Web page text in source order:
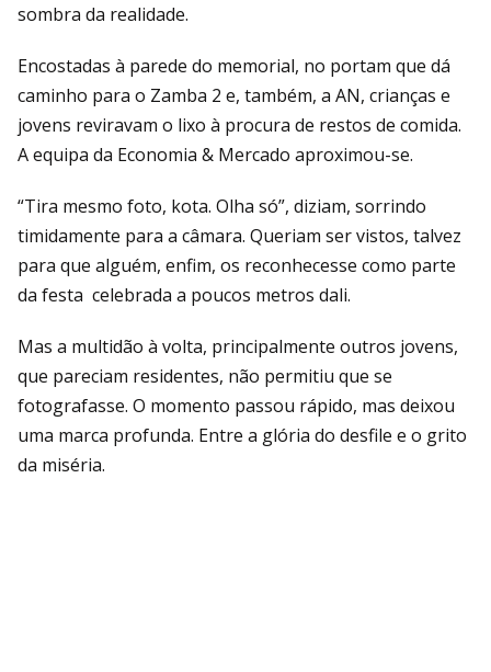
sombra da realidade.
Encostadas à parede do memorial, no portam que dá
caminho para o Zamba 2 e, também, a AN, crianças e
jovens reviravam o lixo à procura de restos de comida.
A equipa da Economia & Mercado aproximou-se.
“Tira mesmo foto, kota. Olha só”, diziam, sorrindo
timidamente para a câmara. Queriam ser vistos, talvez
para que alguém, enfim, os reconhecesse como parte
da festa celebrada a poucos metros dali.
Mas a multidão à volta, principalmente outros jovens,
que pareciam residentes, não permitiu que se
fotografasse. O momento passou rápido, mas deixou
uma marca profunda. Entre a glória do desfile e o grito
da miséria.